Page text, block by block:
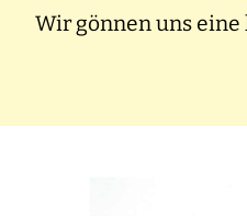
Wir gönnen uns eine